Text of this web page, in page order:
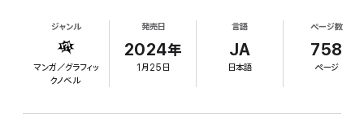
ジャンル
マンガ／グラフィッ
クノベル
発売日
2024年
1月25日
言語
JA
日本語
ページ数
758
ページ